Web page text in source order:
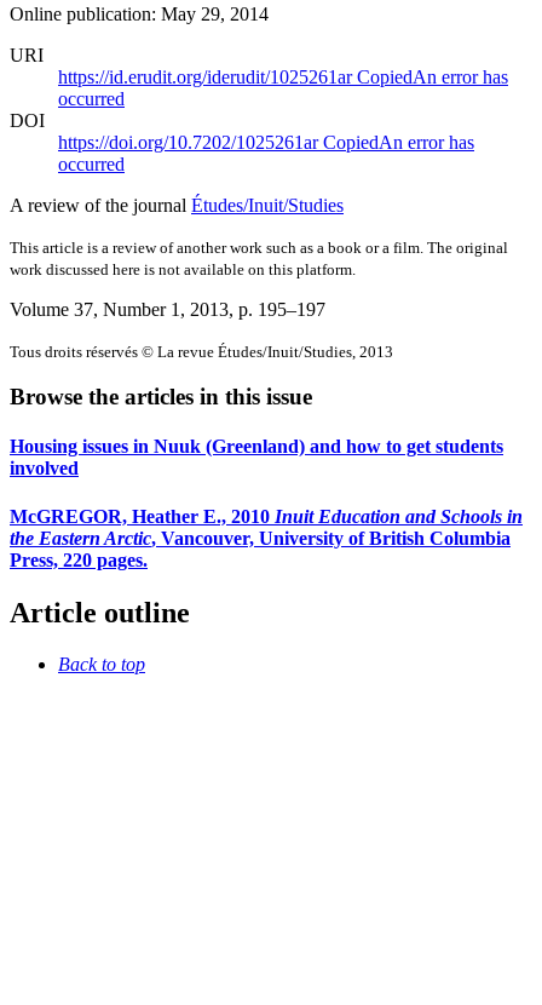
Online publication: May 29, 2014
URI
https://id.erudit.org/iderudit/1025261arCopiedAn error has
occurred
DOI
https://doi.org/10.7202/1025261arCopiedAn error has
occurred
A review of the journal Études/Inuit/Studies
This article is a review of another work such as a book or a film. The original
work discussed here is not available on this platform.
Volume 37, Number 1, 2013, p. 195–197
Tous droits réservés © La revue Études/Inuit/Studies, 2013
Browse the articles in this issue
Housing issues in Nuuk (Greenland) and how to get students
involved
McGREGOR, Heather E., 2010 Inuit Education and Schools in
the Eastern Arctic, Vancouver, University of British Columbia
Press, 220 pages.
Article outline
Back to top